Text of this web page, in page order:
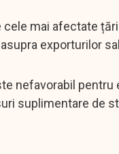
cele mai afectate
exporturilor
nefavorabil
suplimentare de